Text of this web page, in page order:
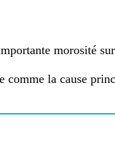
morosité
la cause